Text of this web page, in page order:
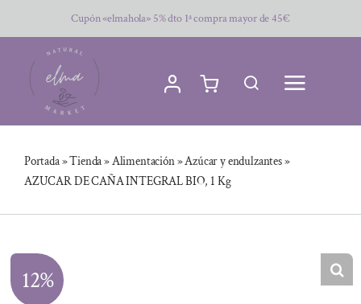
al
contenido
Cupón «elmahola» 5% dto 1ª compra mayor de 45€
Portada»Tienda»Alimentación»Azúcar y endulzantes»
AZUCAR DE CAÑA INTEGRAL BIO, 1 Kg
12%